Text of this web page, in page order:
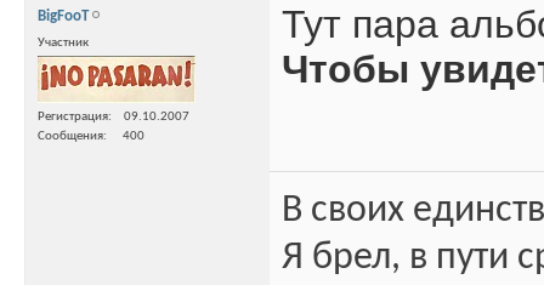
BigFooT
Участник
Регистрация
09.10.2007
Сообщения
400
Тут пара
Чтобы
В своих
Я брел, в пути